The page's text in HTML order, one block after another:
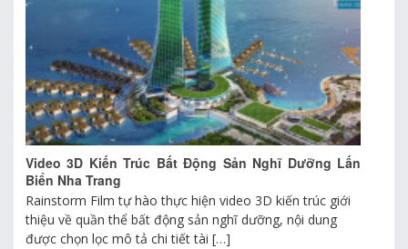
Video 3D Kiến Trúc Bất Động Sản Nghĩ Dưỡng Lấn
Biển Nha Trang
Rainstorm Film tự hào thực hiện video 3D kiến trúc giới
thiệu về quần thể bất động sản nghĩ dưỡng, nội dung
được chọn lọc mô tả chi tiết tài […]